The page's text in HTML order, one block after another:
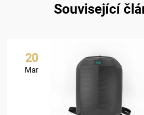
Související
20
Mar